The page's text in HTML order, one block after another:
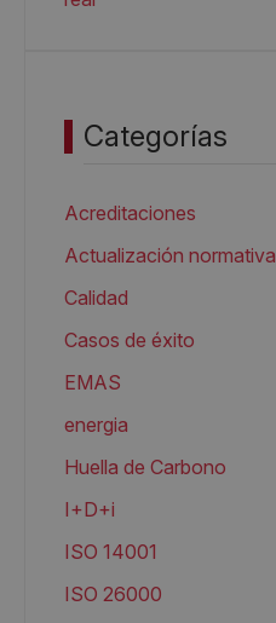
Categorías
Acreditaciones
Actualización normativa
Calidad
Casos de éxito
EMAS
energia
Huella de Carbono
I+D+i
ISO 14001
ISO 26000